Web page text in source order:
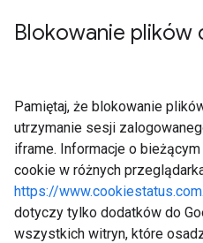
Blokowanie plików
Pamiętaj, że blokowanie
utrzymanie sesji
iframe. Informacje o
cookie w różnych
https://www.cookiestatus.com
dotyczy tylko dodatków do
wszystkich witryn, które